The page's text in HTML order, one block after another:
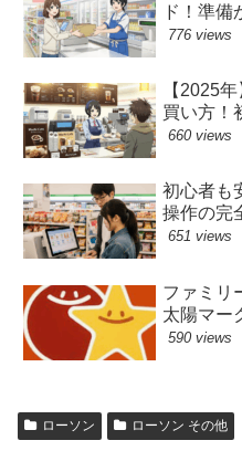
ド！準備
776 views
【2025
買い方！
660 views
初心者も
操作の完
651 views
ファミリ
太陽マー
590 views
ローソン ローソン その他